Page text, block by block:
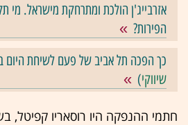
אזרבייג'ן הולכת ומתרחקת מישראל. מי
הפירות?
כך הפכה תל אביב של פעם לשיחת היום
שיווקי)
חתמי ההנפקה היו רוסאריו קפיטל,